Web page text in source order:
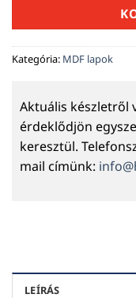
Kategória: MDF lapok
Aktuális készletről
érdeklődjön
keresztül.
mail címünk:
LEÍRÁS